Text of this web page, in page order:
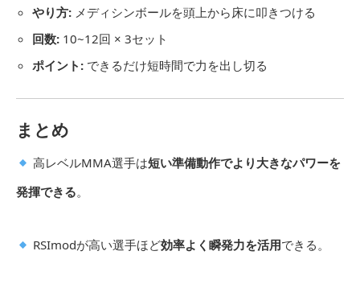
やり方:メディシンボールを頭上から床に叩きつける
回数:10~12回 × 3セット
ポイント:できるだけ短時間で力を出し切る
まとめ
高レベルMMA選手は短い準備動作でより大きなパワーを
発揮できる。
RSImodが高い選手ほど効率よく瞬発力を活用できる。